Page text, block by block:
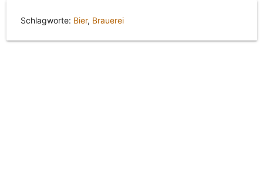
Schlagworte: Bier, Brauerei